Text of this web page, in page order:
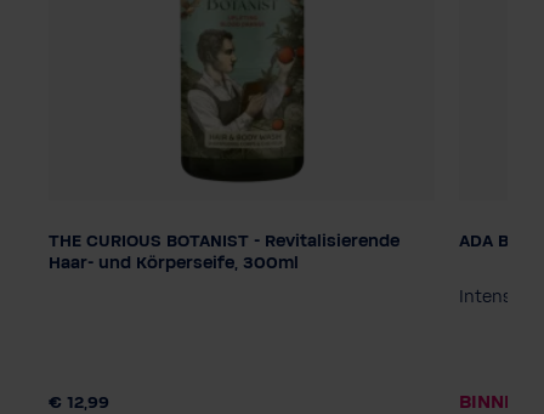
Dosering
Pompdispenser
Smart Care Systeem
THE CURIOUS BOTANIST - Revitalisierende
Haar- und Körperseife, 300ml
€ 12,99
Dosering
ADA Be